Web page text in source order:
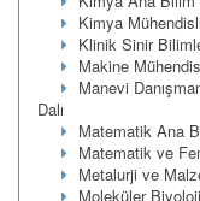
Kimya
Klinik Sinir
Makine
Manevi
Dalı
Matematik Ana
Matematik ve
Metalurji ve
Moleküler